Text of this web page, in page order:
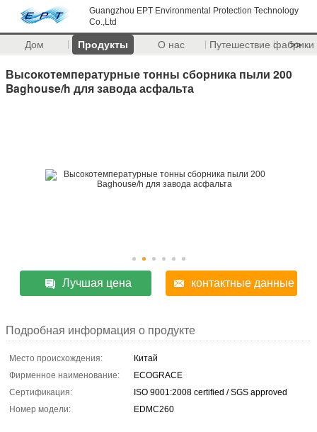
Guangzhou EPT Environmental Protection Technology
Co.,Ltd
Дом Продукты О нас Путешествие фабрики
>>
Высокотемпературные тонны сборника пыли 200
Baghouse/h для завода асфальта
Лучшая цена контактные данные
Подробная информация о продукте
Место происхождения:
Китай
Фирменное наименование:
ECOGRACE
Сертификация:
ISO 9001:2008 certified / SGS approved
Номер модели:
EDMC260